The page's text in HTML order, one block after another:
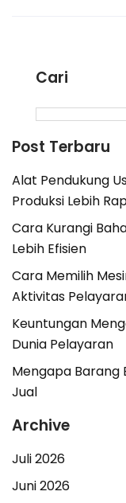
Cari
Post Terbaru
Alat Pendukung
Produksi Lebih
Cara Kurangi
Lebih Efisien
Cara Memilih
Aktivitas
Keuntungan
Dunia Pelayaran
Mengapa Barang
Jual
Archive
Juli 2026
Juni 2026